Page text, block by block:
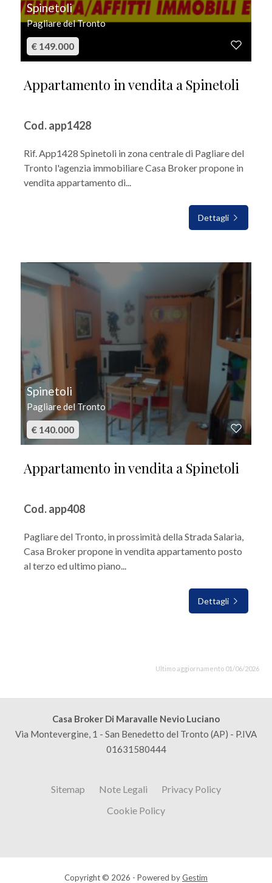
Spinetoli
Pagliare del Tronto
€ 149.000
Appartamento in vendita a Spinetoli
Cod. app1428
Rif. App1428 Spinetoli in zona centrale di Pagliare del
Tronto l'agenzia immobiliare Casa Broker propone in
vendita appartamento di...
Dettagli
Spinetoli
Pagliare del Tronto
€ 140.000
Appartamento in vendita a Spinetoli
Cod. app408
Pagliare del Tronto, in prossimità della Strada Salaria,
Casa Broker propone in vendita appartamento posto
al terzo ed ultimo piano...
Dettagli
Ultimo aggiornamento 01/06/2026
Casa Broker Di Maravalle Nevio Luciano
Via Montevergine, 1 - San Benedetto del Tronto (AP) - P.IVA
01631580444
Sitemap Note Legali
Privacy Policy
Cookie Policy
Copyright © 2026 - Powered byGestim